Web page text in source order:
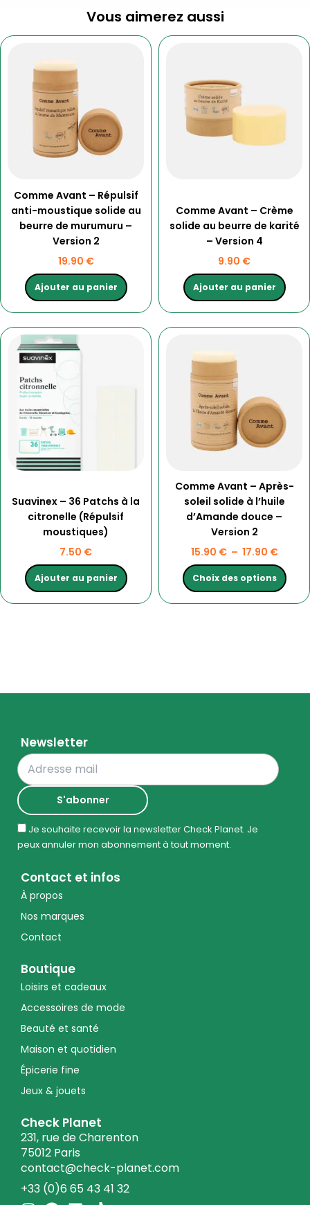
Vous aimerez aussi
Comme Avant – Répulsif
anti-moustique solide au
beurre de murumuru –
Version 2
19.90 €
Ajouter au panier
Comme Avant – Crème
solide au beurre de karité
– Version 4
9.90 €
Ajouter au panier
Suavinex – 36 Patchs à la
citronelle (Répulsif
moustiques)
7.50 €
Ajouter au panier
Comme Avant – Après-
soleil solide à l’huile
d’Amande douce –
Version 2
15.90 € – 17.90 €
Plage
17.90
Choix des options
a
plusieurs
variations.
Les
options
peuvent
sur
la
page
du
produit
Check Planet
231, rue de Charenton
75012 Paris
contact@check-planet.com
+33 (0)6 65 43 41 32
Boutique
Loisirs et cadeaux
Accessoires de mode
Beauté et santé
Maison et quotidien
Épicerie fine
Jeux & jouets
Contact et infos
À propos
Nos marques
Contact
Newsletter
Je souhaite recevoir la newsletter Check Planet. Je
peux annuler mon abonnement à tout moment.